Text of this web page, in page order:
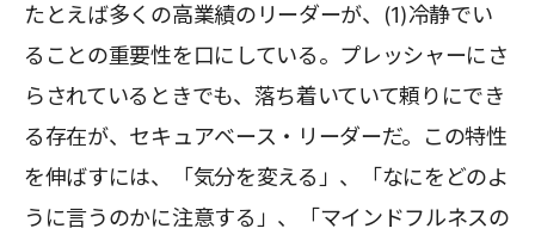
たとえば多くの高業績のリーダーが、(1)冷静でい
ることの重要性を口にしている。プレッシャーにさ
らされているときでも、落ち着いていて頼りにでき
る存在が、セキュアベース・リーダーだ。この特性
を伸ばすには、「気分を変える」、「なにをどのよ
うに言うのかに注意する」、「マインドフルネスの